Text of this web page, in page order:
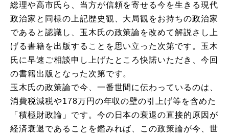
総理や高市氏ら、当方が信頼を寄せる今を生きる現代
政治家と同様の上記歴史観、大局観をお持ちの政治家
であると認識し、玉木氏の政策論を改めて解説さし上
げる書籍を出版することを思い立った次第です。玉木
氏に早速ご相談申し上げたところ快諾いただき、今回
の書籍出版となった次第です。
玉木氏の政策論で今、一番世間に伝わっているのは、
消費税減税や178万円の年収の壁の引上げ等を含めた
「積極財政論」です。今の日本の衰退の直接的原因が
経済衰退であることを鑑みれば、この政策論が今、世